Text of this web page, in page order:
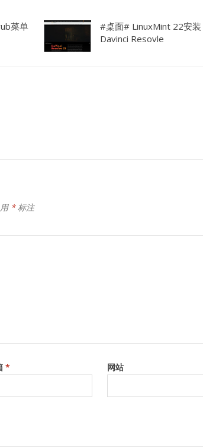
菜单
#桌面# LinuxMint 22安装
Davinci Resovle
*标注
* 网站